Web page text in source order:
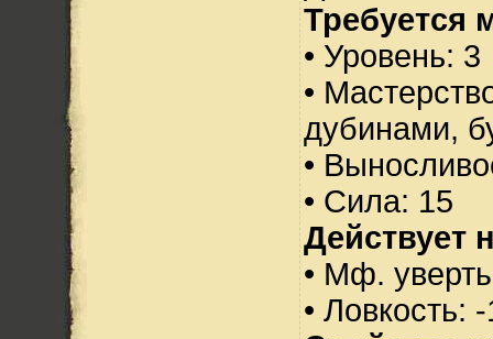
Требуется
• Уровень: 3
•
дубинами,
•
• Сила: 15
Действует
• Мф.
• Ловкость: